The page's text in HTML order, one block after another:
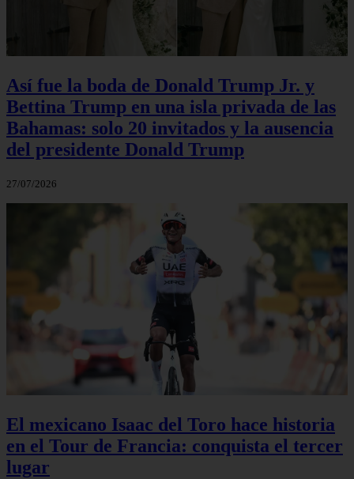
Así fue la boda de Donald Trump Jr. y
Bettina Trump en una isla privada de las
Bahamas: solo 20 invitados y la ausencia
del presidente Donald Trump
27/07/2026
El mexicano Isaac del Toro hace historia
en el Tour de Francia: conquista el tercer
lugar